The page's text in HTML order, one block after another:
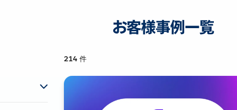
お客様事例一覧
214 件